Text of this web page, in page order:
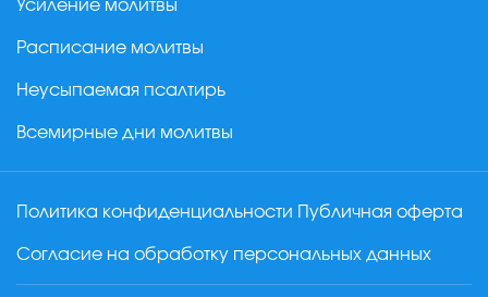
Усиление молитвы
Расписание молитвы
Неусыпаемая псалтирь
Всемирные дни молитвы
Политика конфиденциальности Публичная оферта
Согласие на обработку персональных данных